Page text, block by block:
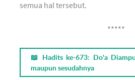
semua hal tersebut.
*****
📖 Hadits ke-673: Do'a
maupun sesudahnya